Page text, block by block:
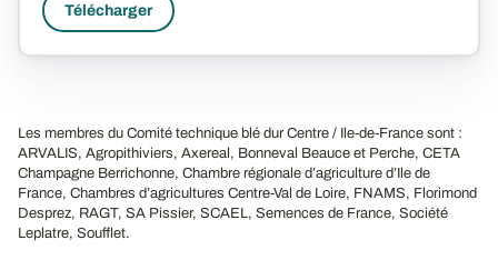
Télécharger
Les membres du Comité technique blé dur Centre / Ile-de-France sont :
ARVALIS, Agropithiviers, Axereal, Bonneval Beauce et Perche, CETA
Champagne Berrichonne, Chambre régionale d’agriculture d’Ile de
France, Chambres d’agricultures Centre-Val de Loire, FNAMS, Florimond
Desprez, RAGT, SA Pissier, SCAEL, Semences de France, Société
Leplatre, Soufflet.